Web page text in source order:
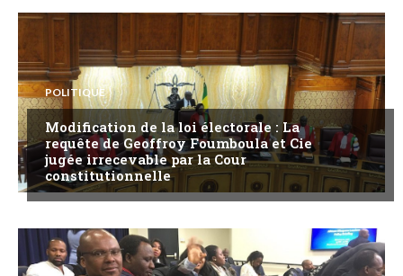
POLITIQUE
Modification de la loi électorale : La
requête de Geoffroy Foumboula et Cie
jugée irrecevable par la Cour
constitutionnelle